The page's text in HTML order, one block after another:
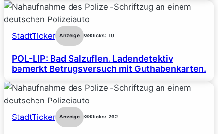
StadtTicker Anzeige Klicks: 10
POL-LIP: Bad Salzuflen. Ladendetektiv
bemerkt Betrugsversuch mit Guthabenkarten.
StadtTicker Anzeige Klicks: 262